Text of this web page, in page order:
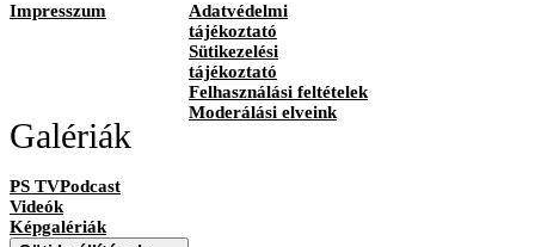
Impresszum
Adatvédelmi
tájékoztató
Sütikezelési
tájékoztató
Felhasználási feltételek
Moderálási elveink
Galériák
PS TVPodcast
Videók
Képgalériák